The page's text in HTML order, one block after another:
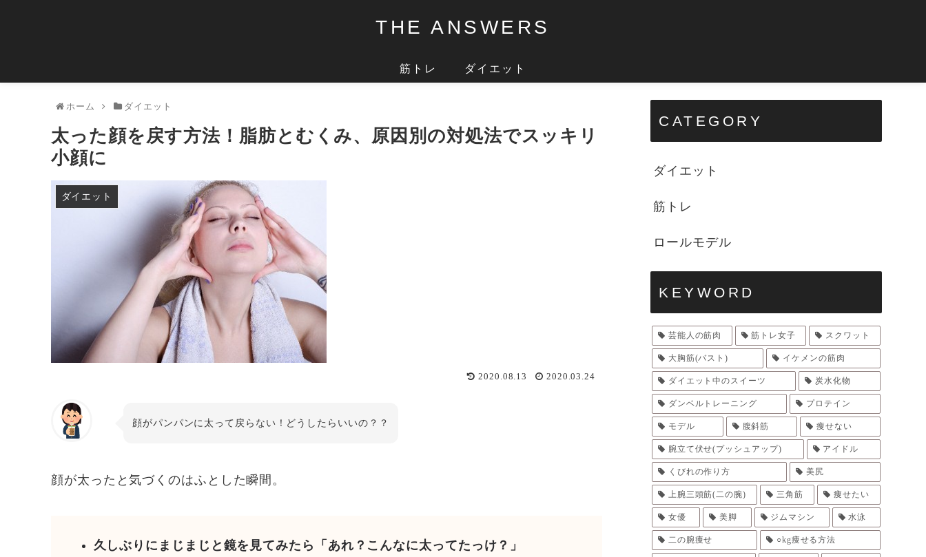
THE ANSWERS
筋トレ ダイエット
ホーム ダイエット
太った顔を戻す方法！脂肪とむくみ、原因別の対処法でスッキリ
小顔に
ダイエット
2020.08.13 2020.03.24
顔がパンパンに太って戻らない！どうしたらいいの？？
顔が太ったと気づくのはふとした瞬間。
久しぶりにまじまじと鏡を見てみたら「あれ？こんなに太ってたっけ？」
CATEGORY
ダイエット
筋トレ
ロールモデル
KEYWORD
芸能人の筋肉 筋トレ女子 スクワット
大胸筋(バスト) イケメンの筋肉
ダイエット中のスイーツ 炭水化物
ダンベルトレーニング プロテイン
モデル 腹斜筋 痩せない
腕立て伏せ(プッシュアップ) アイドル
くびれの作り方 美尻
上腕三頭筋(二の腕) 三角筋 痩せたい
女優 美脚 ジムマシン 水泳
二の腕痩せ ○kg痩せる方法